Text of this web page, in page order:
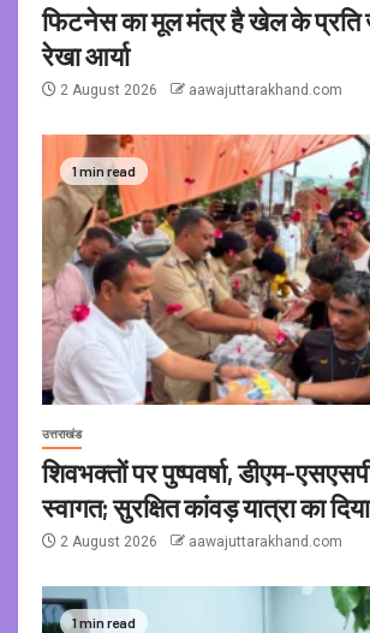
फिटनेस का मूल मंत्र है खेल के प्रति
रेखा आर्या
2 August 2026 aawajuttarakhand.com
1 min read
उत्तराखंड
शिवभक्तों पर पुष्पवर्षा, डीएम-
स्वागत; सुरक्षित कांवड़ यात्रा का
2 August 2026 aawajuttarakhand.com
1 min read